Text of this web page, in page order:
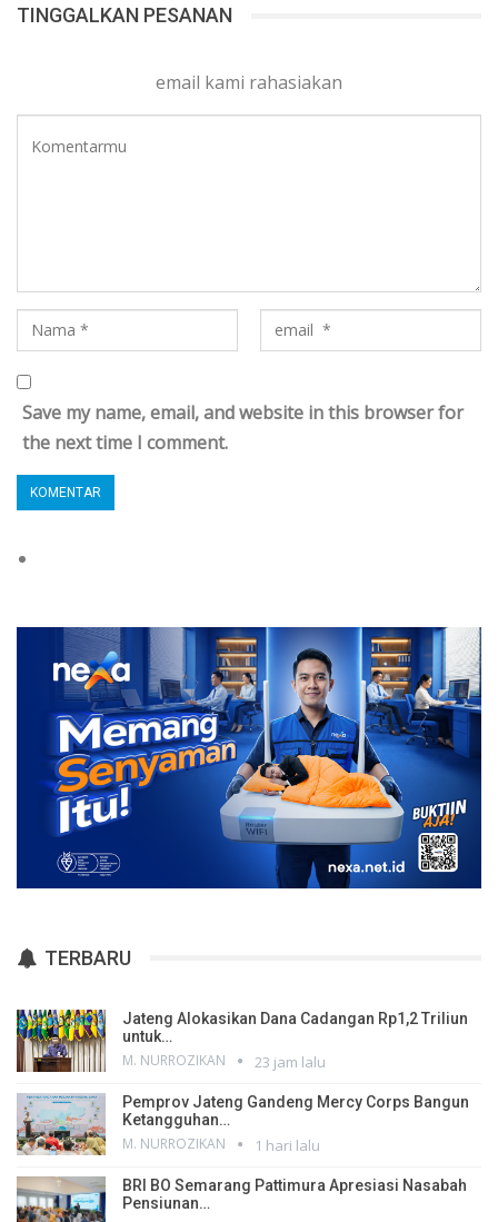
TINGGALKAN PESANAN
email kami rahasiakan
Save my name, email, and website in this browser for
the next time I comment.
TERBARU
Jateng Alokasikan Dana Cadangan Rp1,2 Triliun
untuk…
M. NURROZIKAN 23 jam lalu
Pemprov Jateng Gandeng Mercy Corps Bangun
Ketangguhan…
M. NURROZIKAN 1 hari lalu
BRI BO Semarang Pattimura Apresiasi Nasabah
Pensiunan…